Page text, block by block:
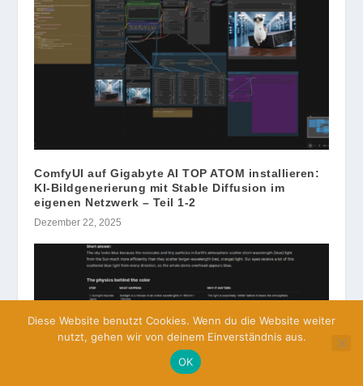
ComfyUI auf Gigabyte AI TOP ATOM installieren:
KI-Bildgenerierung mit Stable Diffusion im
eigenen Netzwerk – Teil 1-2
Dezember 22, 2025
Diese Website benutzt Cookies. Wenn du die Website weiter
nutzt, gehen wir von deinem Einverständnis aus.
OK